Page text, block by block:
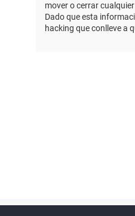
mover o cerrar
Dado que esta
hacking que conlleve a